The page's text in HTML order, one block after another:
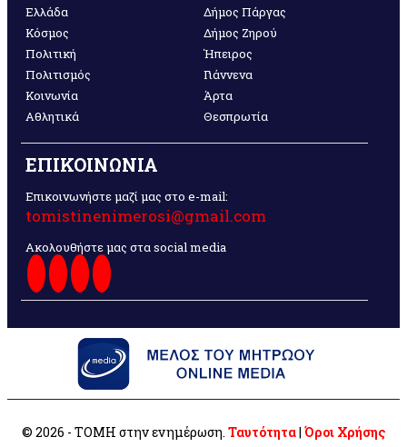
Ελλάδα
Κόσμος
Πολιτική
Πολιτισμός
Κοινωνία
Αθλητικά
Δήμος Πάργας
Δήμος Ζηρού
Ήπειρος
Γιάννενα
Άρτα
Θεσπρωτία
ΕΠΙΚΟΙΝΩΝΙΑ
Επικοινωνήστε μαζί μας στο e-mail:
tomistinenimerosi@gmail.com
Ακολουθήστε μας στα social media
© 2026 - ΤΟΜΗ στην ενημέρωση. Ταυτότητα| Όροι Χρήσης